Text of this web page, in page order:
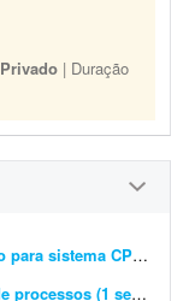
Privado | Duração
Desenvolver assistente de preenchimento para sistema CPROEIS
Segurança da informação e automação de processos (1 semana)